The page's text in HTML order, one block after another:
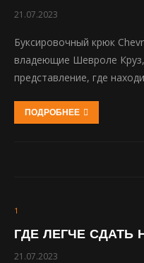
21.07.2023
Буксировочный крюк
владеющие Шевроле
представление, где
ПОДРОБНЕЕ
1
ГДЕ ЛЕГЧЕ СДАТЬ
21.07.2023